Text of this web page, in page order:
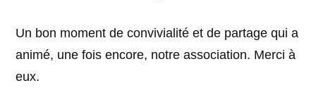
Un bon moment de convivialité et de partage qui a
animé, une fois encore, notre association. Merci à
eux.